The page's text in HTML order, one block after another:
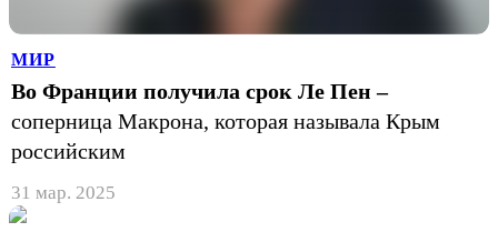
МИР
Во Франции получила срок Ле Пен –
соперница Макрона, которая называла Крым
российским
31 мар. 2025